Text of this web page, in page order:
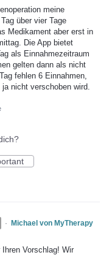
meine
über vier Tage
Medikament aber erst in
Die App bietet
als Einnahmezeitraum
gelten dann als nicht
fehlen 6 Einnahmen,
nicht verschoben wird.
· Michael von MyTherapy
Vorschlag! Wir